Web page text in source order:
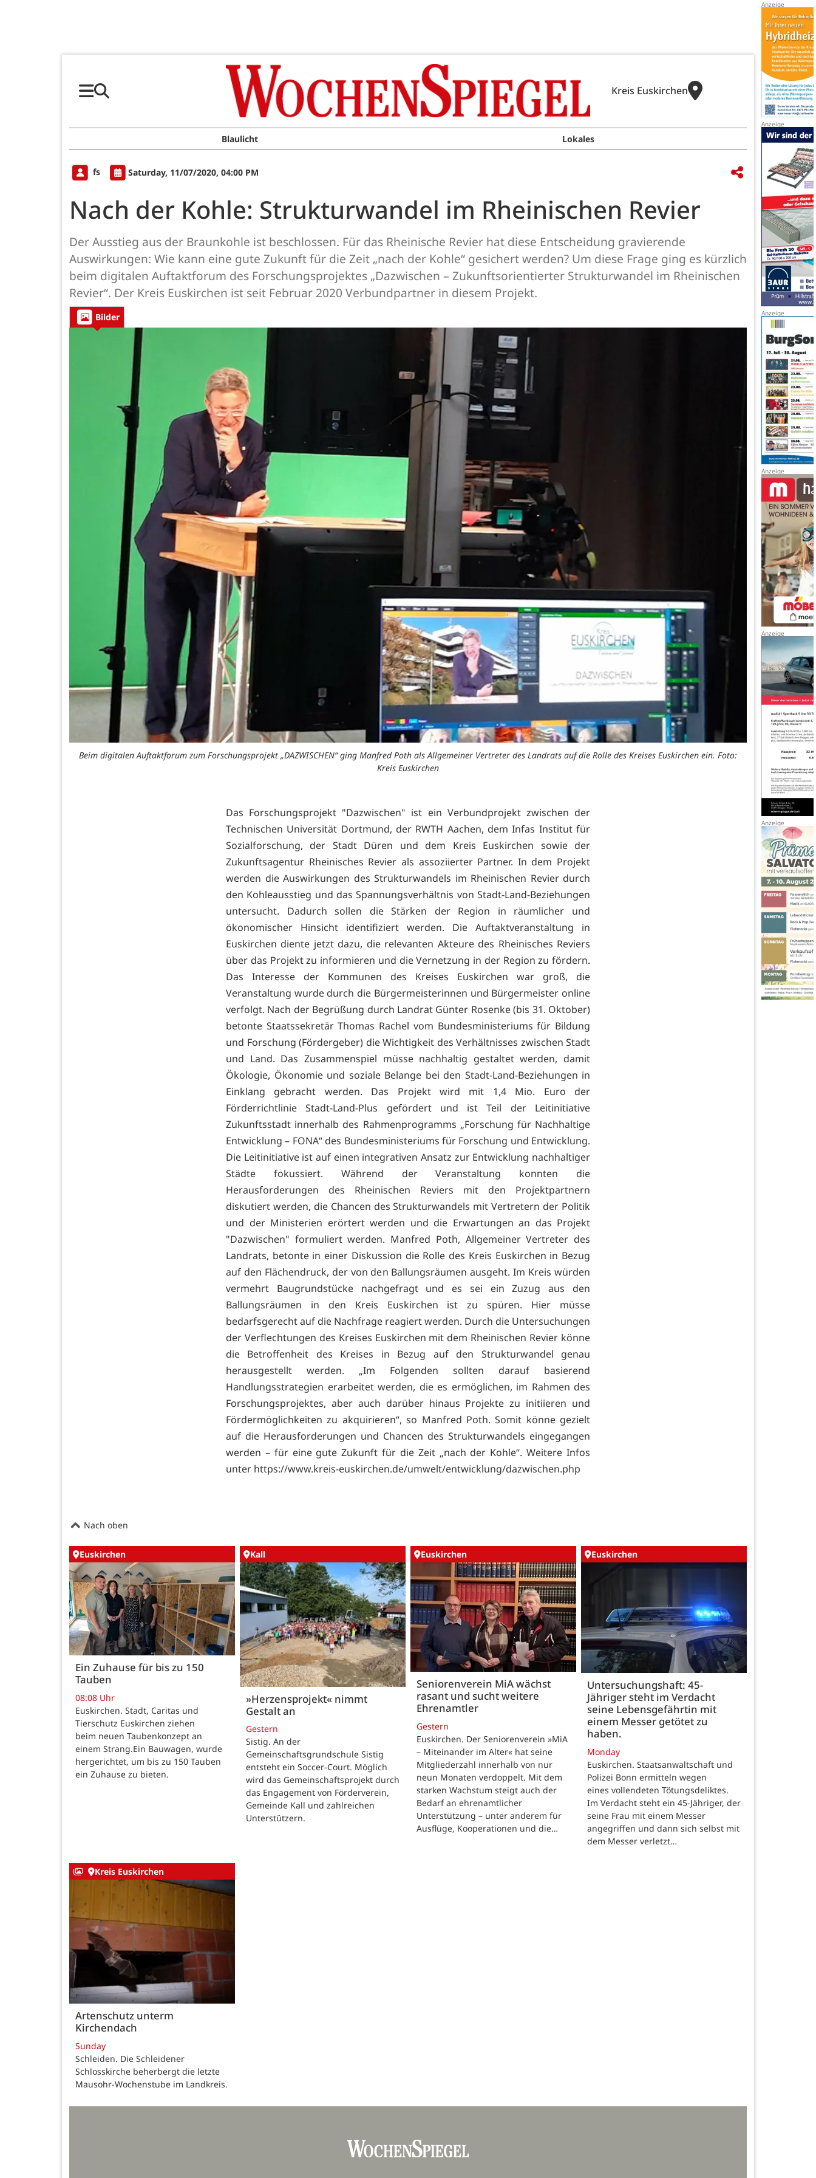
Kreis Euskirchen
Blaulicht Lokales
fs Saturday, 11/07/2020, 04:00 PM
Nach der Kohle: Strukturwandel im Rheinischen Revier
Der Ausstieg aus der Braunkohle ist beschlossen. Für das Rheinische Revier hat diese Entscheidung gravierende
Auswirkungen: Wie kann eine gute Zukunft für die Zeit „nach der Kohle“ gesichert werden? Um diese Frage ging es kürzlich
beim digitalen Auftaktforum des Forschungsprojektes „Dazwischen – Zukunftsorientierter Strukturwandel im Rheinischen
Revier“. Der Kreis Euskirchen ist seit Februar 2020 Verbundpartner in diesem Projekt.
Bilder
Beim digitalen Auftaktforum zum Forschungsprojekt „DAZWISCHEN“ ging Manfred Poth als Allgemeiner Vertreter des Landrats auf die Rolle des Kreises Euskirchen ein. Foto:
Kreis Euskirchen
Das Forschungsprojekt "Dazwischen" ist ein Verbundprojekt zwischen der
Technischen Universität Dortmund, der RWTH Aachen, dem Infas Institut für
Sozialforschung, der Stadt Düren und dem Kreis Euskirchen sowie der
Zukunftsagentur Rheinisches Revier als assoziierter Partner. In dem Projekt
werden die Auswirkungen des Strukturwandels im Rheinischen Revier durch
den Kohleausstieg und das Spannungsverhältnis von Stadt-Land-Beziehungen
untersucht. Dadurch sollen die Stärken der Region in räumlicher und
ökonomischer Hinsicht identifiziert werden. Die Auftaktveranstaltung in
Euskirchen diente jetzt dazu, die relevanten Akteure des Rheinisches Reviers
über das Projekt zu informieren und die Vernetzung in der Region zu fördern.
Das Interesse der Kommunen des Kreises Euskirchen war groß, die
Veranstaltung wurde durch die Bürgermeisterinnen und Bürgermeister online
verfolgt. Nach der Begrüßung durch Landrat Günter Rosenke (bis 31. Oktober)
betonte Staatssekretär Thomas Rachel vom Bundesministeriums für Bildung
und Forschung (Fördergeber) die Wichtigkeit des Verhältnisses zwischen Stadt
und Land. Das Zusammenspiel müsse nachhaltig gestaltet werden, damit
Ökologie, Ökonomie und soziale Belange bei den Stadt-Land-Beziehungen in
Einklang gebracht werden. Das Projekt wird mit 1,4 Mio. Euro der
Förderrichtlinie Stadt-Land-Plus gefördert und ist Teil der Leitinitiative
Zukunftsstadt innerhalb des Rahmenprogramms „Forschung für Nachhaltige
Entwicklung – FONA“ des Bundesministeriums für Forschung und Entwicklung.
Die Leitinitiative ist auf einen integrativen Ansatz zur Entwicklung nachhaltiger
Städte fokussiert. Während der Veranstaltung konnten die
Herausforderungen des Rheinischen Reviers mit den Projektpartnern
diskutiert werden, die Chancen des Strukturwandels mit Vertretern der Politik
und der Ministerien erörtert werden und die Erwartungen an das Projekt
"Dazwischen" formuliert werden. Manfred Poth, Allgemeiner Vertreter des
Landrats, betonte in einer Diskussion die Rolle des Kreis Euskirchen in Bezug
auf den Flächendruck, der von den Ballungsräumen ausgeht. Im Kreis würden
vermehrt Baugrundstücke nachgefragt und es sei ein Zuzug aus den
Ballungsräumen in den Kreis Euskirchen ist zu spüren. Hier müsse
bedarfsgerecht auf die Nachfrage reagiert werden. Durch die Untersuchungen
der Verflechtungen des Kreises Euskirchen mit dem Rheinischen Revier könne
die Betroffenheit des Kreises in Bezug auf den Strukturwandel genau
herausgestellt werden. „Im Folgenden sollten darauf basierend
Handlungsstrategien erarbeitet werden, die es ermöglichen, im Rahmen des
Forschungsprojektes, aber auch darüber hinaus Projekte zu initiieren und
Fördermöglichkeiten zu akquirieren“, so Manfred Poth. Somit könne gezielt
auf die Herausforderungen und Chancen des Strukturwandels eingegangen
werden – für eine gute Zukunft für die Zeit „nach der Kohle“. Weitere Infos
unter https://www.kreis-euskirchen.de/umwelt/entwicklung/dazwischen.php
Nach oben
Euskirchen
Ein Zuhause für bis zu 150
Tauben
08:08 Uhr
Euskirchen. Stadt, Caritas und
Tierschutz Euskirchen ziehen
beim neuen Taubenkonzept an
einem Strang.Ein Bauwagen, wurde
hergerichtet, um bis zu 150 Tauben
ein Zuhause zu bieten.
Kall
»Herzensprojekt« nimmt
Gestalt an
Gestern
Sistig. An der
Gemeinschaftsgrundschule Sistig
entsteht ein Soccer-Court. Möglich
wird das Gemeinschaftsprojekt durch
das Engagement von Förderverein,
Gemeinde Kall und zahlreichen
Unterstützern.
Euskirchen
Seniorenverein MiA wächst
rasant und sucht weitere
Ehrenamtler
Gestern
Euskirchen. Der Seniorenverein »MiA
– Miteinander im Alter« hat seine
Mitgliederzahl innerhalb von nur
neun Monaten verdoppelt. Mit dem
starken Wachstum steigt auch der
Bedarf an ehrenamtlicher
Unterstützung – unter anderem für
Ausflüge, Kooperationen und die…
Euskirchen
Untersuchungshaft: 45-
Jähriger steht im Verdacht
seine Lebensgefährtin mit
einem Messer getötet zu
haben.
Monday
Euskirchen. Staatsanwaltschaft und
Polizei Bonn ermitteln wegen
eines vollendeten Tötungsdeliktes.
Im Verdacht steht ein 45-Jähriger, der
seine Frau mit einem Messer
angegriffen und dann sich selbst mit
dem Messer verletzt…
Kreis Euskirchen
Artenschutz unterm
Kirchendach
Sunday
Schleiden. Die Schleidener
Schlosskirche beherbergt die letzte
Mausohr-Wochenstube im Landkreis.